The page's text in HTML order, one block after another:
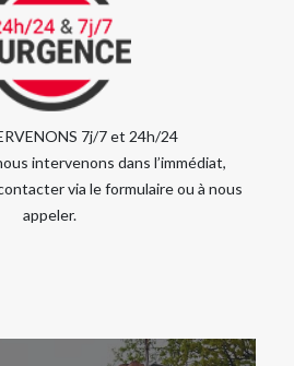
7j/7 et 24h/24
intervenons dans l’immédiat,
via le formulaire ou à nous
appeler.